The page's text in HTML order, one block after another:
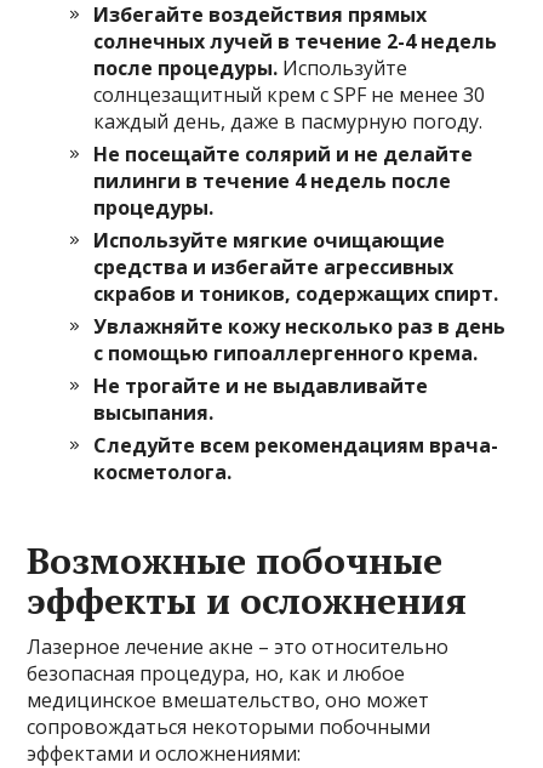
Избегайте воздействия прямых
солнечных лучей в течение 2-4 недель
после процедуры. Используйте
солнцезащитный крем с SPF не менее 30
каждый день, даже в пасмурную погоду.
Не посещайте солярий и не делайте
пилинги в течение 4 недель после
процедуры.
Используйте мягкие очищающие
средства и избегайте агрессивных
скрабов и тоников, содержащих спирт.
Увлажняйте кожу несколько раз в день
с помощью гипоаллергенного крема.
Не трогайте и не выдавливайте
высыпания.
Следуйте всем рекомендациям врача-
косметолога.
Возможные побочные
эффекты и осложнения
Лазерное лечение акне – это относительно
безопасная процедура, но, как и любое
медицинское вмешательство, оно может
сопровождаться некоторыми побочными
эффектами и осложнениями: